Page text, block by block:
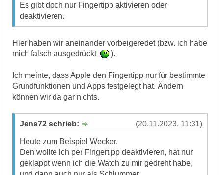
Es gibt doch nur Fingertipp aktivieren oder
deaktivieren.
Hier haben wir aneinander vorbeigeredet (bzw. ich habe
mich falsch ausgedrückt
).
Ich meinte, dass Apple den Fingertipp nur für bestimmte
Grundfunktionen und Apps festgelegt hat. Ändern
können wir da gar nichts.
(20.11.2023, 11:31)
Jens72 schrieb:
Heute zum Beispiel Wecker.
Den wollte ich per Fingertipp deaktivieren, hat nur
geklappt wenn ich die Watch zu mir gedreht habe,